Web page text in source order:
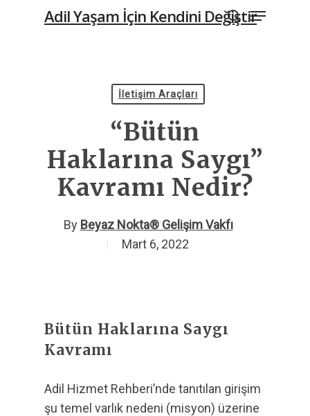
Adil Yaşam İçin Kendini DeğiştirMenu
İletişim Araçları
“Bütün
Haklarına Saygı”
Kavramı Nedir?
By Beyaz Nokta® Gelişim Vakfı
Mart 6, 2022
Bütün Haklarına Saygı
Kavramı
Adil Hizmet Rehberi’nde tanıtılan girişim
şu temel varlık nedeni (misyon) üzerine